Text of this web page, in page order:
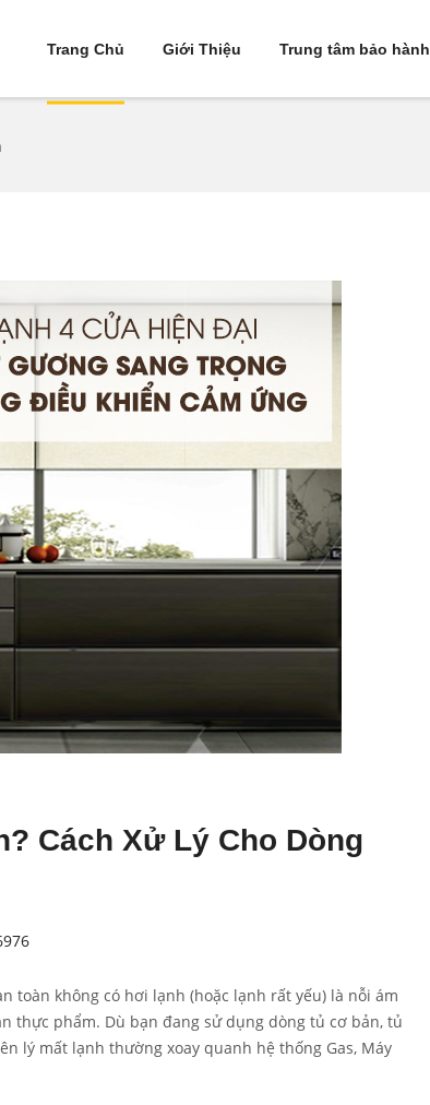
Trang Chủ Giới Thiệu Trung tâm bảo hành
Cách Xử Lý Cho Dòng
toàn không có hơi lạnh (hoặc lạnh rất yếu) là nỗi ám
thực phẩm. Dù bạn đang sử dụng dòng tủ cơ bản, tủ
lý mất lạnh thường xoay quanh hệ thống Gas, Máy